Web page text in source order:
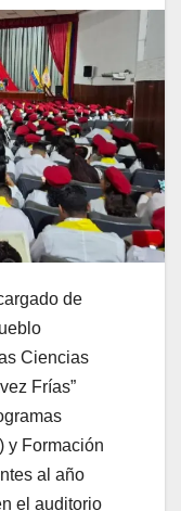
de
Ciencias
Frías”
y Formación
al año
el auditorio